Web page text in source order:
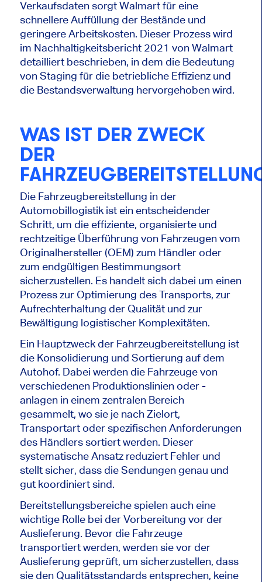
Verkaufsdaten sorgt Walmart für eine
schnellere Auffüllung der Bestände und
geringere Arbeitskosten. Dieser Prozess wird
im Nachhaltigkeitsbericht 2021 von Walmart
detailliert beschrieben, in dem die Bedeutung
von Staging für die betriebliche Effizienz und
die Bestandsverwaltung hervorgehoben wird.
WAS IST DER ZWECK
DER
Die Fahrzeugbereitstellung in der
Automobillogistik ist ein entscheidender
Schritt, um die effiziente, organisierte und
rechtzeitige Überführung von Fahrzeugen vom
Originalhersteller (OEM) zum Händler oder
zum endgültigen Bestimmungsort
sicherzustellen. Es handelt sich dabei um einen
Prozess zur Optimierung des Transports, zur
Aufrechterhaltung der Qualität und zur
Bewältigung logistischer Komplexitäten.
Ein Hauptzweck der Fahrzeugbereitstellung ist
die Konsolidierung und Sortierung auf dem
Autohof. Dabei werden die Fahrzeuge von
verschiedenen Produktionslinien oder -
anlagen in einem zentralen Bereich
gesammelt, wo sie je nach Zielort,
Transportart oder spezifischen Anforderungen
des Händlers sortiert werden. Dieser
systematische Ansatz reduziert Fehler und
stellt sicher, dass die Sendungen genau und
gut koordiniert sind.
Bereitstellungsbereiche spielen auch eine
wichtige Rolle bei der Vorbereitung vor der
Auslieferung. Bevor die Fahrzeuge
transportiert werden, werden sie vor der
Auslieferung geprüft, um sicherzustellen, dass
sie den Qualitätsstandards entsprechen, keine